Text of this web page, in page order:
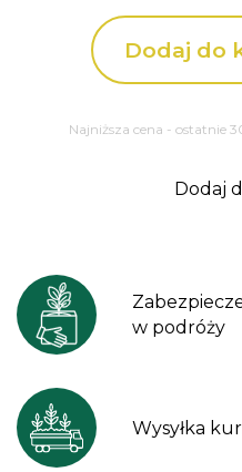
Graceful
Dodaj do
Najniższa cena - ostatnie
Dodaj
w podróży
Wysyłka